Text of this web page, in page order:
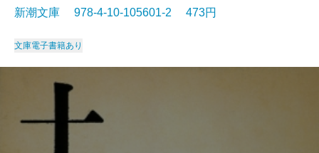
新潮文庫 978-4-10-105601-2 473円
文庫電子書籍あり